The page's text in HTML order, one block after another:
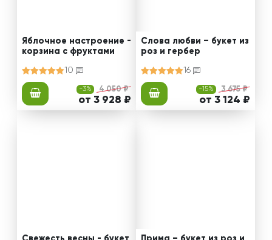
Яблочное настроение -
корзина с фруктами
10
-3% 4 050 ₽
от 3 928 ₽
Слова любви – букет из
роз и гербер
16
-15% 3 675 ₽
от 3 124 ₽